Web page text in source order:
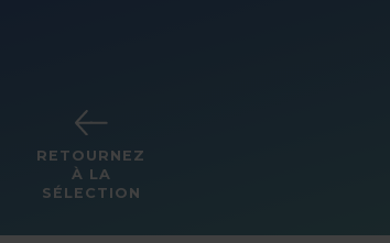
RETOURNEZ
À LA
SÉLECTION